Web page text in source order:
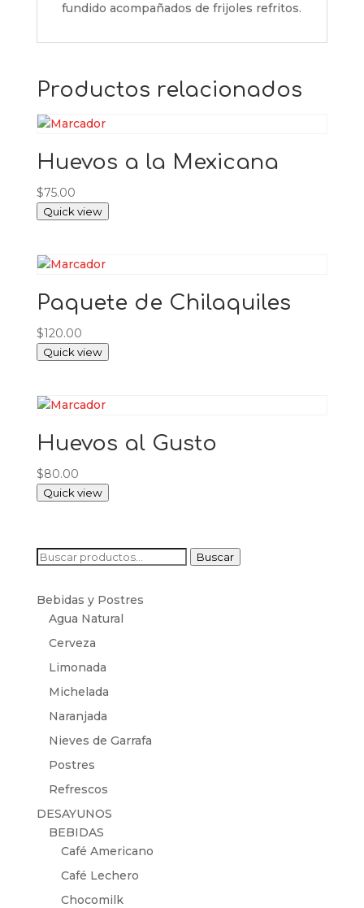
fundido acompañados de frijoles refritos.
Productos relacionados
Huevos a la Mexicana
$75.00
Quick view
Paquete de Chilaquiles
$120.00
Quick view
Huevos al Gusto
$80.00
Quick view
Buscar
Buscar
Bebidas y Postres
Agua Natural
Cerveza
Limonada
Michelada
Naranjada
Nieves de Garrafa
Postres
Refrescos
DESAYUNOS
BEBIDAS
Café Americano
Café Lechero
Chocomilk